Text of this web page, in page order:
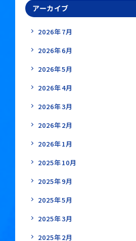
アーカイブ
2026年7月
2026年6月
2026年5月
2026年4月
2026年3月
2026年2月
2026年1月
2025年10月
2025年9月
2025年5月
2025年3月
2025年2月